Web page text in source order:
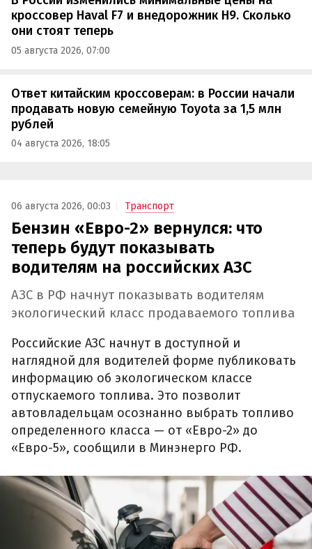
кроссовер Haval F7 и внедорожник H9. Сколько
они стоят теперь
05 августа 2026, 07:00
Ответ китайским кроссоверам: в России начали
продавать новую семейную Toyota за 1,5 млн
рублей
04 августа 2026, 18:05
06 августа 2026, 00:03 Транспорт
Бензин «Евро-2» вернулся: что
теперь будут показывать
водителям на российских АЗС
АЗС в РФ начнут показывать водителям
экологический класс продаваемого топлива
Российские АЗС начнут в доступной и
наглядной для водителей форме публиковать
информацию об экологическом классе
отпускаемого топлива. Это позволит
автовладельцам осознанно выбрать топливо
определенного класса — от «Евро-2» до
«Евро-5», сообщили в Минэнерго РФ.